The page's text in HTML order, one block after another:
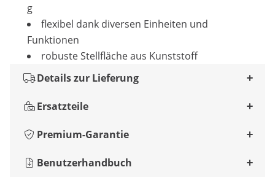
g
flexibel dank diversen Einheiten und
Funktionen
robuste Stellfläche aus Kunststoff
Details zur Lieferung
Ersatzteile
Premium-Garantie
Benutzerhandbuch